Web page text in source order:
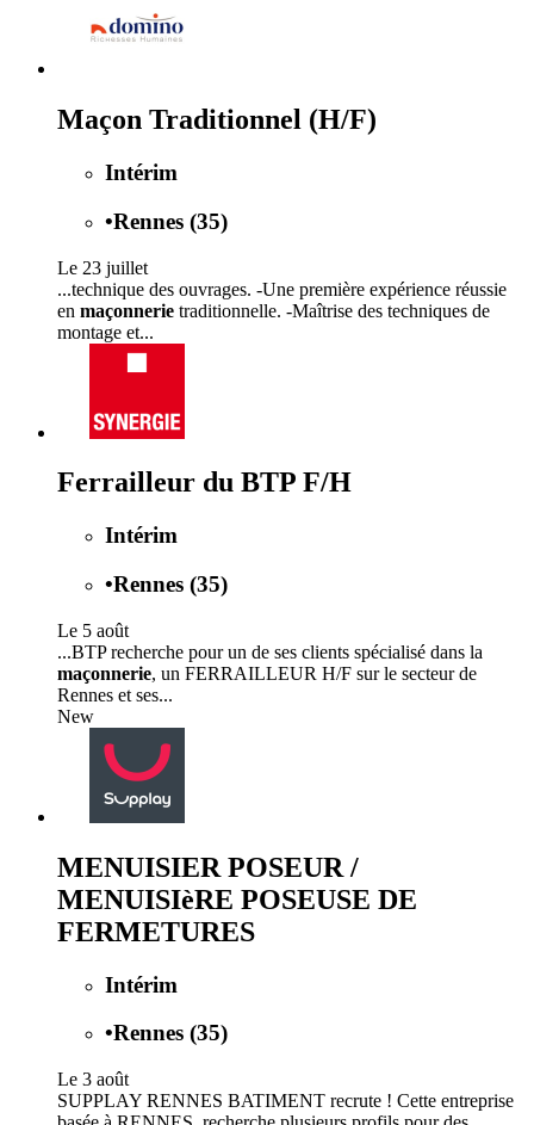
Maçon Traditionnel (H/F)
Intérim
•Rennes (35)
Le 23 juillet
...technique des ouvrages. -Une première expérience réussie
en maçonnerie traditionnelle. -Maîtrise des techniques de
montage et...
Ferrailleur du BTP F/H
Intérim
•Rennes (35)
Le 5 août
...BTP recherche pour un de ses clients spécialisé dans la
maçonnerie, un FERRAILLEUR H/F sur le secteur de
Rennes et ses...
New
MENUISIER POSEUR /
MENUISIèRE POSEUSE DE
FERMETURES
Intérim
•Rennes (35)
Le 3 août
SUPPLAY RENNES BATIMENT recrute ! Cette entreprise